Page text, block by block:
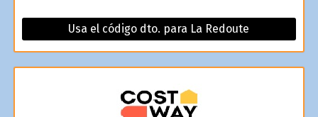
Usa el código dto. para La Redoute